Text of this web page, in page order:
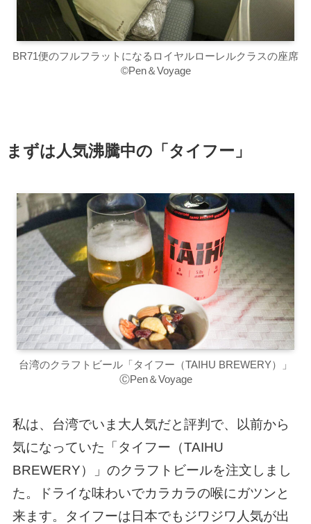
BR71便のフルフラットになるロイヤルローレルクラスの座席
©Pen＆Voyage
まずは人気沸騰中の「タイフー」
台湾のクラフトビール「タイフー（TAIHU BREWERY）」
ⒸPen＆Voyage
私は、台湾でいま大人気だと評判で、以前から
気になっていた「タイフー（TAIHU
BREWERY）」のクラフトビールを注文しまし
た。ドライな味わいでカラカラの喉にガツンと
来ます。タイフーは日本でもジワジワ人気が出